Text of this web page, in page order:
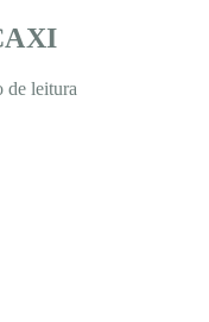
de leitura